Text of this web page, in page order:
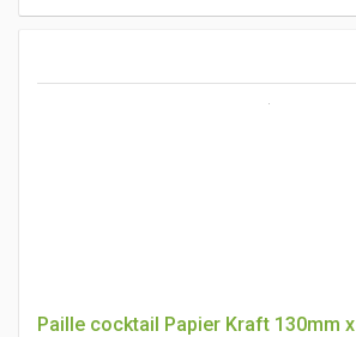
Paille cocktail Papier Kraft 130mm